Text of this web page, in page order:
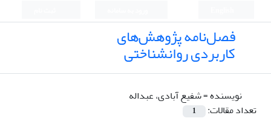
فصل‌نامه پژوهش‌های
کاربردی روانشناختی
نویسنده =شفیع آبادی، عبداله
تعداد مقالات:
1